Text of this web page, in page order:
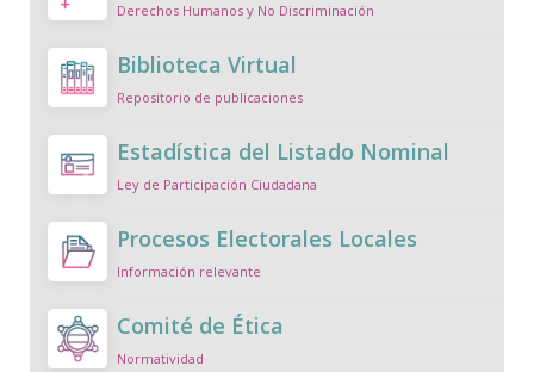
Derechos Humanos y No Discriminación
Biblioteca Virtual
Repositorio de publicaciones
Estadística del Listado Nominal
Ley de Participación Ciudadana
Procesos Electorales Locales
Información relevante
Comité de Ética
Normatividad